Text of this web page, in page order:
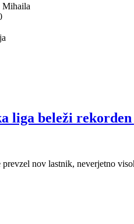
Mihaila
liga beleži
prevzel nov lastnik, neverjetno